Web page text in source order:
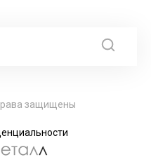
защищены